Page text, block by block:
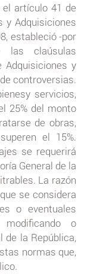
artículo 41 de
y Adquisiciones
estableció -por
las claúsulas
y
controversias.
servicios,
25% del monto
de obras,
el 15%.
se requerirá
General de la
La razón
se considera
o eventuales
o
de la República,
normas que,